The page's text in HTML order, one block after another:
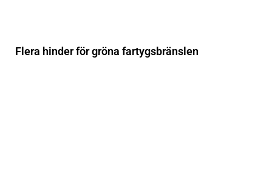
Flera hinder för gröna fartygsbränslen